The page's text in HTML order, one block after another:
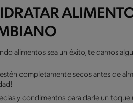
alimentos sea un éxito, te damos
completamentesecos antes de
y condimentos para darle un toque